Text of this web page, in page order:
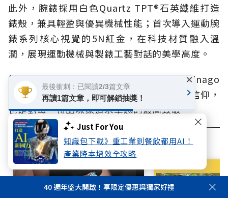
Just For You
知識包下載》重工業到餐飲都用AI！
產業降本增效全攻略
此外，腕錶採用白色Quartz TPT®石英纖維打造
錶殼，兼具輕盈與優異機械性能；首次導入運動腕
錶系列核心視覺的5N紅金，在科技材質融入溫
潤，展現運動機械與製錶工藝對話的美學高度。
當兩大品牌在方寸之間交會，RM 64-01 Colnago
陀飛輪腕錶所展現的，是對極致工藝的共同信仰，
也是對每一位品味家追求卓越的最高致敬。
相關文章
40 週年盛大開啟！享限定優惠與獨家好禮
最後衝刺：已閱讀2/3篇文章
再讀1篇文章，即可解鎖抽獎！
×